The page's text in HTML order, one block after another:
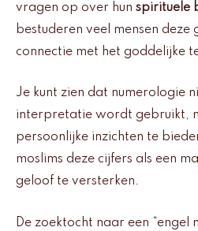
vragen op over hun spirituele
bestuderen veel mensen deze
connectie met het goddelijke
Je kunt zien dat numerologie
interpretatie wordt gebruikt,
persoonlijke inzichten te
moslims deze cijfers als een
geloof te versterken.
De zoektocht naar een “engel